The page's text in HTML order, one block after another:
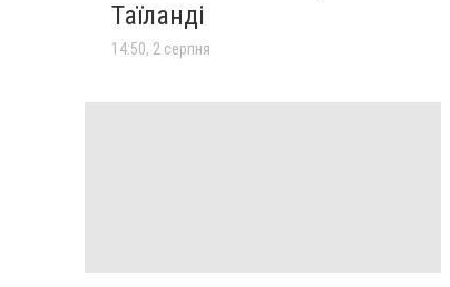
Таїланді
14:50, 2 серпня